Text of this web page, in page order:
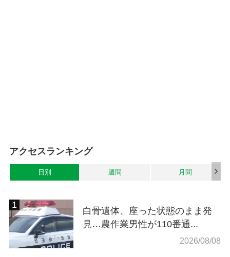
アクセスランキング
日別 週間 月間
白骨遺体、座った状態のまま発
見…農作業男性が110番通...
2026/08/08